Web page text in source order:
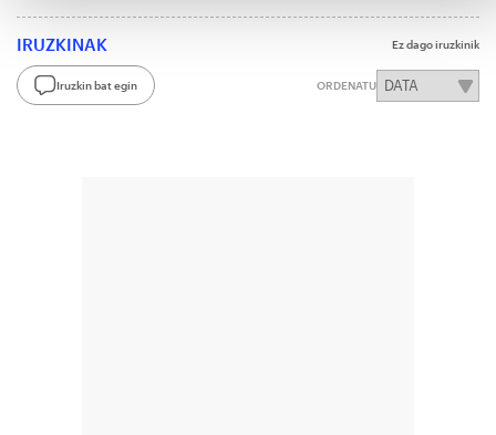
IRUZKINAK Ez dago iruzkinik
Iruzkin bat egin ORDENATU